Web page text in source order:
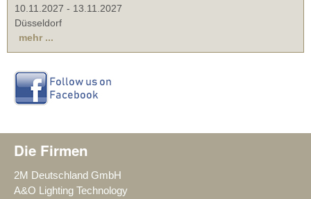
10.11.2027 - 13.11.2027
Düsseldorf
mehr ...
Die Firmen
2M Deutschland GmbH
A&O Lighting Technology